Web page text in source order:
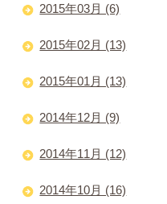
2015年03月 (6)
2015年02月 (13)
2015年01月 (13)
2014年12月 (9)
2014年11月 (12)
2014年10月 (16)